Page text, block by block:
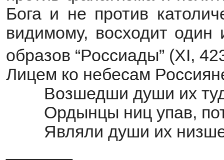
Бога и не против
видимому, восходит один
образов “Россиады” (XI,
Лицем ко небесам
Возшедши души их
Ордынцы ниц упав,
Являли души их